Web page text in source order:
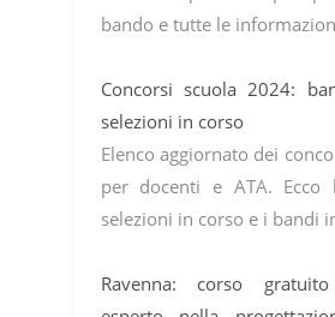
bando e tutte le
Concorsi scuola 2024:
selezioni in corso
Elenco aggiornato dei
per docenti e ATA. Ecco
selezioni in corso e i bandi
Ravenna: corso